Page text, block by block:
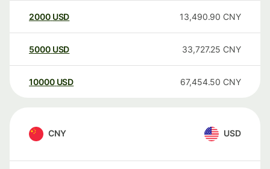
2000 USD 13,490.90 CNY
5000 USD 33,727.25 CNY
10000 USD 67,454.50 CNY
CNY USD